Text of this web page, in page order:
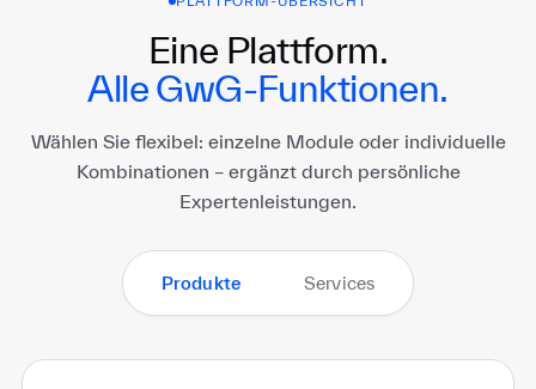
Eine Plattform.
Alle GwG-Funktionen.
Wählen Sie flexibel: einzelne Module oder individuelle
Kombinationen – ergänzt durch persönliche
Expertenleistungen.
Produkte Services